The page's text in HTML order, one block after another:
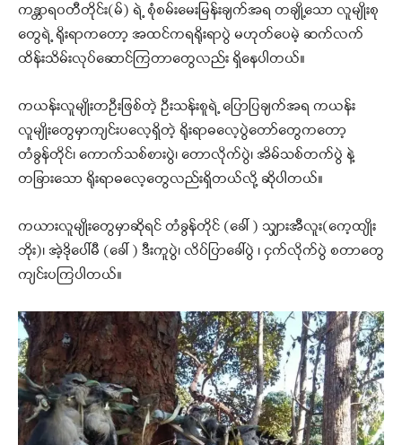
ကန္တာရ၀တီတိုင်း(မ်) ရဲ့ စုံစမ်းမေးမြန်းချက်အရ တချို့သော လူမျိုးစု
တွေရဲ့ ရိုးရာကတော့ အထင်ကရရိုးရာပွဲ မဟုတ်ပေမဲ့ ဆက်လက်
ထိန်းသိမ်းလုပ်ဆောင်ကြတာတွေလည်း ရှိနေပါတယ်။
ကယန်းလူမျိုးတဦးဖြစ်တဲ့ ဦးသန်းစူရဲ့ ပြောပြချက်အရ ကယန်း
လူမျိုးတွေမှာကျင်းပလေ့ရှိတဲ့ ရိုးရာဓလေ့ပွဲတော်တွေကတော့
တံခွန်တိုင်၊ ကောက်သစ်စားပွဲ၊ တောလိုက်ပွဲ၊ အိမ်သစ်တက်ပွဲ နဲ့
တခြားသော ရိုးရာဓလေ့တွေလည်းရှိတယ်လို့ ဆိုပါတယ်။
ကယားလူမျိုးတွေမှာဆိုရင် တံခွန်တိုင် (ခေါ် ) သျှားအီလူး(ကေ့ထျိုး
ဘိုး)၊ အဲ့ဒိုပေါ်မီ (ခေါ် ) ဒီးကူပွဲ၊ လိပ်ပြာခေါ်ပွဲ ၊ ငှက်လိုက်ပွဲ စတာတွေ
ကျင်းပကြပါတယ်။